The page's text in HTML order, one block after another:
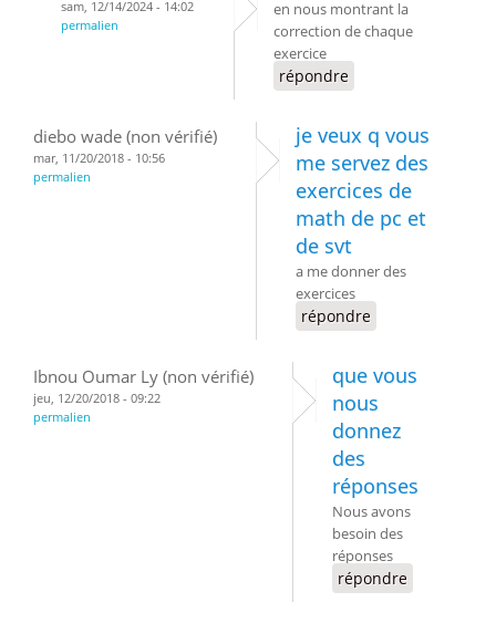
sam, 12/14/2024 - 14:02
permalien
en nous montrant la
correction de chaque
exercice
répondre
diebo wade (non vérifié)
mar, 11/20/2018 - 10:56
permalien
je veux q vous
me servez des
exercices de
math de pc et
de svt
a me donner des
exercices
répondre
Ibnou Oumar Ly (non vérifié)
jeu, 12/20/2018 - 09:22
permalien
que vous
nous
donnez
des
réponses
Nous avons
besoin des
réponses
répondre